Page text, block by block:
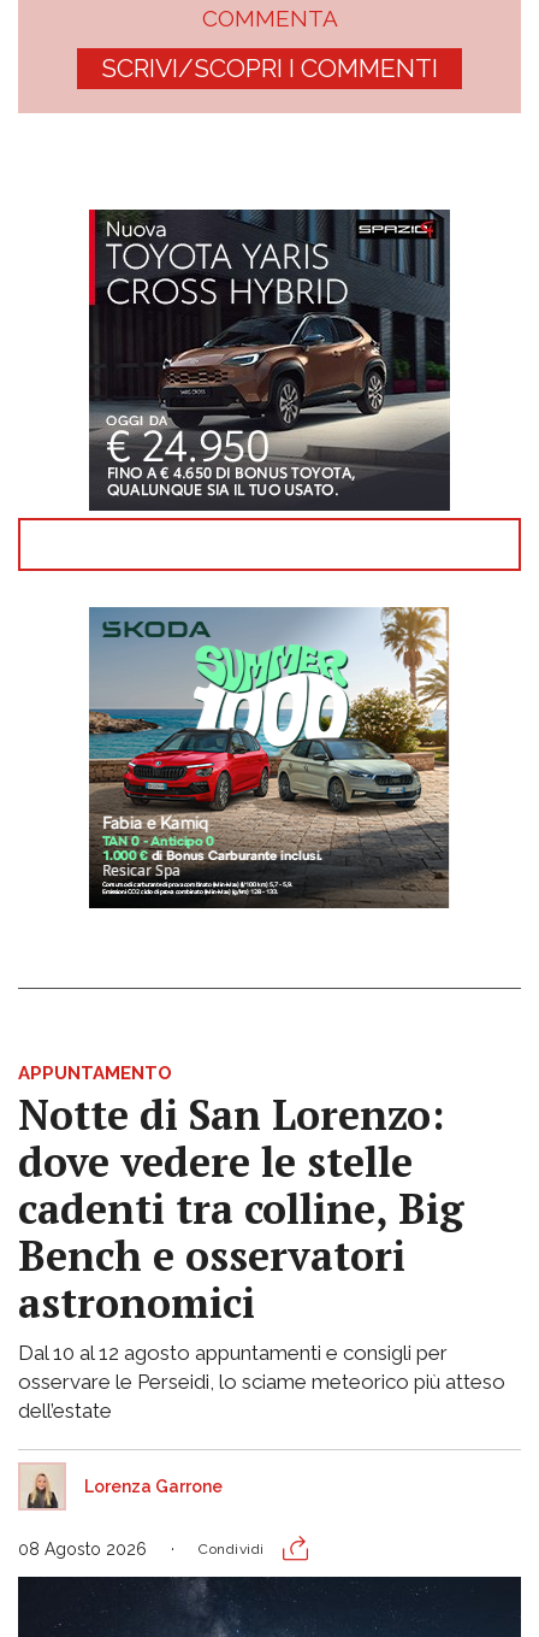
COMMENTA
SCRIVI/SCOPRI I COMMENTI
APPUNTAMENTO
Notte di San Lorenzo:
dove vedere le stelle
cadenti tra colline, Big
Bench e osservatori
astronomici
Dal 10 al 12 agosto appuntamenti e consigli per
osservare le Perseidi, lo sciame meteorico più atteso
dell’estate
Lorenza Garrone
08 Agosto 2026 Condividi